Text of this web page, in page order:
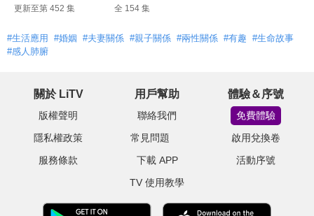
更新至第 452 集 全 154 集
#生活應用 #婚姻 #夫妻關係 #親子關係 #兩性關係 #有趣 #生命故事
#感人肺腑
關於 LiTV
版權聲明
隱私權政策
服務條款
用戶幫助
聯絡我們
常見問題
下載 APP
TV 使用教學
體驗＆序號
免費體驗
啟用兌換卷
活動序號